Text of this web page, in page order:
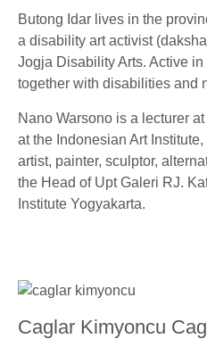
Butong Idar lives in the
a disability art activist
Jogja Disability Arts. Active
together with disabilities and
Nano Warsono is a lecturer
at the Indonesian Art
artist, painter, sculptor,
the Head of Upt Galeri RJ.
Institute Yogyakarta.
Caglar Kimyoncu